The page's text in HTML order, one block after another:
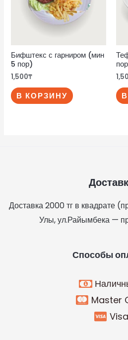
Бифштекс с гарниром (мин
5 пор)
1,500₸
В КОРЗИНУ
Доставка 2000 тг в квадрате
Улы, ул.Райымбека —
Способы
Master
Visa